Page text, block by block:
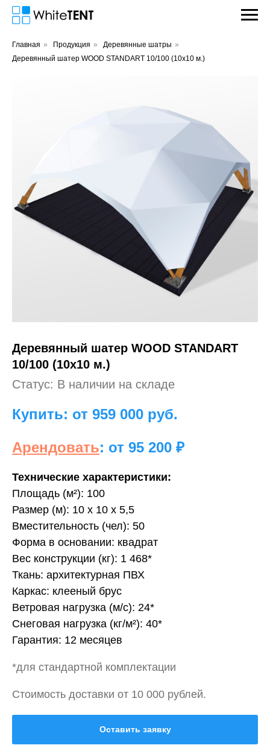
Главная » Продукция » Деревянные шатры »
Деревянный шатер WOOD STANDART 10/100 (10х10 м.)
Деревянный шатер WOOD STANDART
10/100 (10х10 м.)
Статус: В наличии на складе
Купить: от 959 000 руб.
Арендовать: от 95 200 ₽
Технические характеристики:
Площадь (м²): 100
Размер (м): 10 х 10 х 5,5
Вместительность (чел): 50
Форма в основании: квадрат
Вес конструкции (кг): 1 468*
Ткань: архитектурная ПВХ
Каркас: клееный брус
Ветровая нагрузка (м/с): 24*
Снеговая нагрузка (кг/м²): 40*
Гарантия: 12 месяцев
*для стандартной комплектации
Стоимость доставки от 10 000 рублей.
Оставить заявку